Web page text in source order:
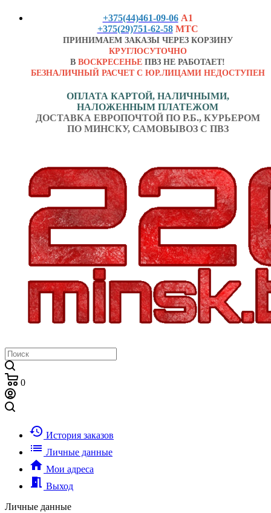
+375(44)461-09-06 А1
+375(29)751-62-58 МТС
ПРИНИМАЕМ ЗАКАЗЫ ЧЕРЕЗ КОРЗИНУ
КРУГЛОСУТОЧНО
В ВОСКРЕСЕНЬЕ ПВЗ НЕ РАБОТАЕТ!
БЕЗНАЛИЧНЫЙ РАСЧЕТ С ЮР.ЛИЦАМИ НЕДОСТУПЕН
ОПЛАТА КАРТОЙ, НАЛИЧНЫМИ,
НАЛОЖЕННЫМ ПЛАТЕЖОМ
ДОСТАВКА ЕВРОПОЧТОЙ ПО Р.Б., КУРЬЕРОМ
ПО МИНСКУ, САМОВЫВОЗ С ПВЗ
0
history История заказов
list Личные данные
home Мои адреса
meeting_room Выход
Личные данные